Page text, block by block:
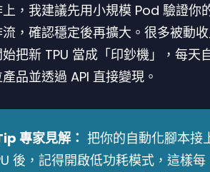
，我建議先用小規模 Pod 驗證你
，確認穩定後再擴大。很多被動
把新 TPU 當成「印鈔機」，每天
品並透過 API 直接變現。
專家見解： 把你的自動化腳本接
後，記得開啟低功耗模式，這樣每